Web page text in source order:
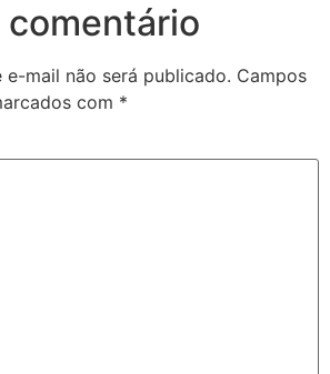
comentário
e-mail não será publicado. Campos
com *